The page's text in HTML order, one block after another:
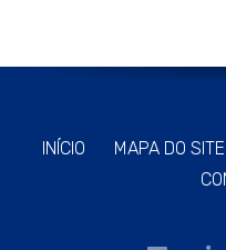
INÍCIO MAPA DO SITE